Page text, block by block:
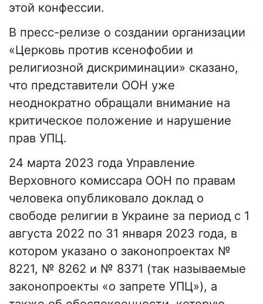
этой конфессии.
В пресс-релизе о создании организации
«Церковь против ксенофобии и
религиозной дискриминации» сказано,
что представители ООН уже
неоднократно обращали внимание на
критическое положение и нарушение
прав УПЦ.
24 марта 2023 года Управление
Верховного комиссара ООН по правам
человека опубликовало доклад о
свободе религии в Украине за период с 1
августа 2022 по 31 января 2023 года, в
котором указано о законопроектах №
8221, № 8262 и № 8371 (так называемые
законопроекты «о запрете УПЦ»), а